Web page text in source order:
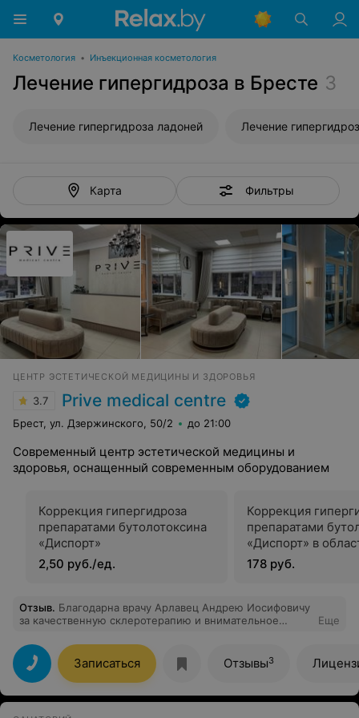
Косметология • Инъекционная косметология
Лечение гипергидроза в Бресте 3
Лечение гипергидроза ладоней
Карта Фильтры
ЦЕНТР ЭСТЕТИЧЕСКОЙ МЕДИЦИНЫ И ЗДОРОВЬЯ
3.7 Prive medical centre
Брест, ул. Дзержинского, 50/2 до 21:00
Современный центр эстетической медицины и
здоровья, оснащенный современным оборудованием
Коррекция гипергидроза
препаратами бутолотоксина
«Диспорт»
2,50 руб./ед.
Коррекция
препаратами
«Диспорт» в
зоны
178 руб.
Отзыв. Благодарна врачу Арлавец Андрею Иосифовичу
за качественную склеротерапию и внимательное
объяснил, как всё будет проходить, какие результаты
ожидать и как ухаживать за ногами после. Сейчас, на
этапе реабилитации, вижу отличный результат — ноги
чувствуют себя намного лучше. Всё чётко,
профессионально и по‑человечески!
Еще
Записаться Отзывы3